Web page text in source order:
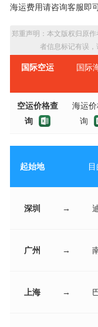
海运费用请咨询客服即可
郑重声明：本文版权归原
者信息标记有误，
国际空运 国际
空运价格查
询
海运
询
起始地
深圳 →
广州 →
上海 →